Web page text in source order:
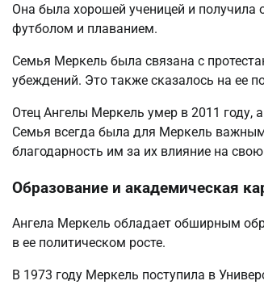
Она была хорошей ученицей и получила
футболом и плаванием.
Семья Меркель была связана с
убеждений. Это также сказалось на ее
Отец Ангелы Меркель умер в 2011 году,
Семья всегда была для Меркель
благодарность им за их влияние на
Образование и академическая
Ангела Меркель обладает обширным
в ее политическом росте.
В 1973 году Меркель поступила в